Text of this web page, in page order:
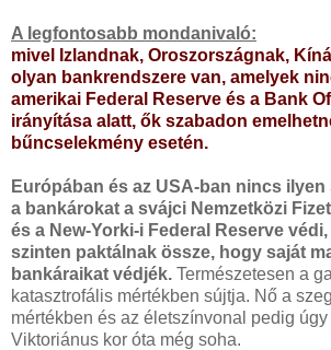
A legfontosabb mondanivaló:
mivel Izlandnak, Oroszországnak,
olyan bankrendszere van, amelyek
amerikai Federal Reserve és a Bank
irányítása alatt, ők szabadon
bűncselekmény esetén.
Európában és az USA-ban nincs
a bankárokat a svájci Nemzetközi
és a New-Yorki-i Federal Reserve
szinten paktálnak össze, hogy saját
bankáraikat védjék. Természetesen a
katasztrofális mértékben sújtja. Nő a
mértékben és az életszínvonal pedig
Viktoriánus kor óta még soha.